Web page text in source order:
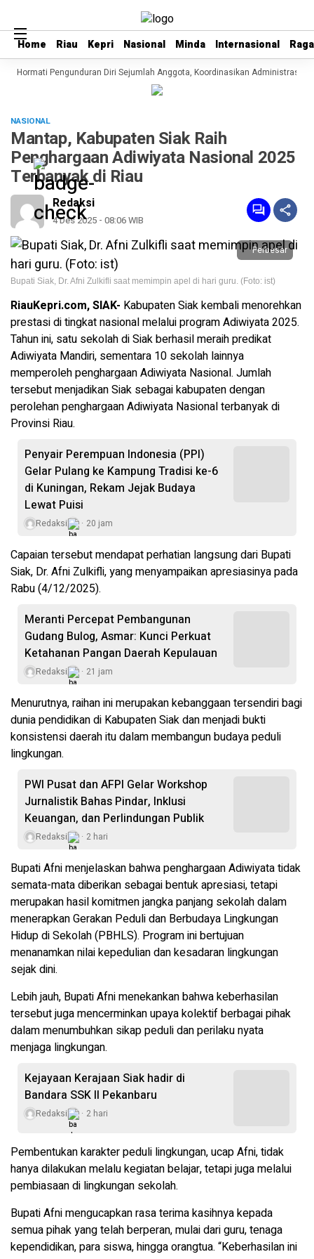
Home Riau Kepri Nasional Minda Internasional
Home Riau Kepri Nasional Minda Internasional
Hormati Pengunduran Diri Sejumlah Anggota, Koordinasikan Administrasi
NASIONAL
Mantap, Kabupaten Siak Raih
Penghargaan Adiwiyata Nasional 2025
Terbanyak di Riau
Redaksi
4 Des 2025 - 08:06 WIB
Perbesar
Bupati Siak, Dr. Afni Zulkifli saat memimpin apel di hari guru. (Foto: ist)
RiauKepri.com, SIAK- Kabupaten Siak kembali menorehkan
prestasi di tingkat nasional melalui program Adiwiyata 2025.
Tahun ini, satu sekolah di Siak berhasil meraih predikat
Adiwiyata Mandiri, sementara 10 sekolah lainnya
memperoleh penghargaan Adiwiyata Nasional. Jumlah
tersebut menjadikan Siak sebagai kabupaten dengan
perolehan penghargaan Adiwiyata Nasional terbanyak di
Provinsi Riau.
Penyair Perempuan Indonesia (PPI)
Gelar Pulang ke Kampung Tradisi ke-6
di Kuningan, Rekam Jejak Budaya
Lewat Puisi
Redaksi 20 jam
Capaian tersebut mendapat perhatian langsung dari Bupati
Siak, Dr. Afni Zulkifli, yang menyampaikan apresiasinya pada
Rabu (4/12/2025).
Meranti Percepat Pembangunan
Gudang Bulog, Asmar: Kunci Perkuat
Ketahanan Pangan Daerah Kepulauan
Redaksi 21 jam
Menurutnya, raihan ini merupakan kebanggaan tersendiri bagi
dunia pendidikan di Kabupaten Siak dan menjadi bukti
konsistensi daerah itu dalam membangun budaya peduli
lingkungan.
PWI Pusat dan AFPI Gelar Workshop
Jurnalistik Bahas Pindar, Inklusi
Keuangan, dan Perlindungan Publik
Redaksi 2 hari
Bupati Afni menjelaskan bahwa penghargaan Adiwiyata tidak
semata-mata diberikan sebagai bentuk apresiasi, tetapi
merupakan hasil komitmen jangka panjang sekolah dalam
menerapkan Gerakan Peduli dan Berbudaya Lingkungan
Hidup di Sekolah (PBHLS). Program ini bertujuan
menanamkan nilai kepedulian dan kesadaran lingkungan
sejak dini.
Lebih jauh, Bupati Afni menekankan bahwa keberhasilan
tersebut juga mencerminkan upaya kolektif berbagai pihak
dalam menumbuhkan sikap peduli dan perilaku nyata
menjaga lingkungan.
Kejayaan Kerajaan Siak hadir di
Bandara SSK II Pekanbaru
Redaksi 2 hari
Pembentukan karakter peduli lingkungan, ucap Afni, tidak
hanya dilakukan melalu kegiatan belajar, tetapi juga melalui
pembiasaan di lingkungan sekolah.
Bupati Afni mengucapkan rasa terima kasihnya kepada
semua pihak yang telah berperan, mulai dari guru, tenaga
kependidikan, para siswa, hingga orangtua. “Keberhasilan ini